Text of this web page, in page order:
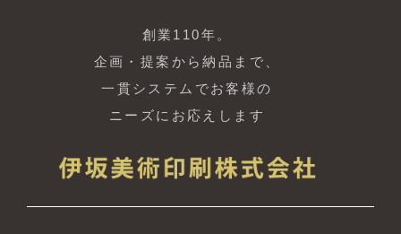
創業110年。
企画・提案から納品まで、
一貫システムでお客様の
ニーズにお応えします